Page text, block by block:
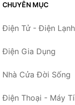
CHUYÊN MỤC
Điện Tử - Điện Lạnh
Điện Gia Dụng
Nhà Cửa Đời Sống
Điện Thoại - Máy